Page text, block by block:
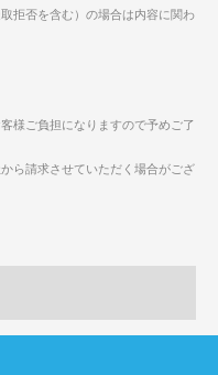
拒否を含む）の場合は内容に関わ
様ご負担になりますので予めご了
ら請求させていただく場合がござ